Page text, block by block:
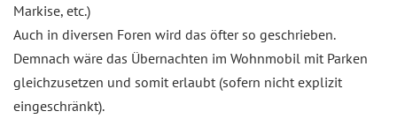
Markise, etc.)
Auch in diversen Foren wird das öfter so geschrieben.
Demnach wäre das Übernachten im Wohnmobil mit Parken
gleichzusetzen und somit erlaubt (sofern nicht explizit
eingeschränkt).